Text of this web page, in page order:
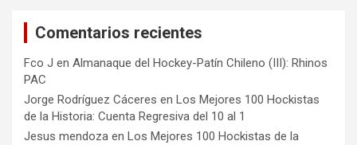
Comentarios recientes
Fco J en Almanaque del Hockey-Patín Chileno (III): Rhinos
PAC
Jorge Rodríguez Cáceres en Los Mejores 100 Hockistas
de la Historia: Cuenta Regresiva del 10 al 1
Jesus mendoza en Los Mejores 100 Hockistas de la